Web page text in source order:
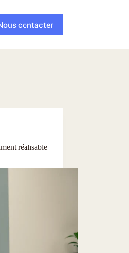
contacter
réalisable